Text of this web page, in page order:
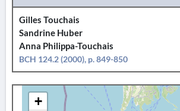
Gilles Touchais
Sandrine Huber
Anna Philippa-Touchais
BCH 124.2 (2000), p. 849-850
+